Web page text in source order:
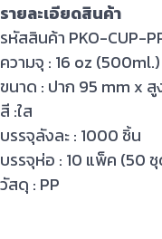
รายละเอียดสินค้า
รหัสสินค้า PKO-CUP-
ความจุ : 16 oz (500ml.)
ขนาด : ปาก 95 mm x สู
สี :ใส
บรรจุลังละ : 1000 ชิ้น
บรรจุห่อ : 10 แพ็ค (50
วัสดุ : PP